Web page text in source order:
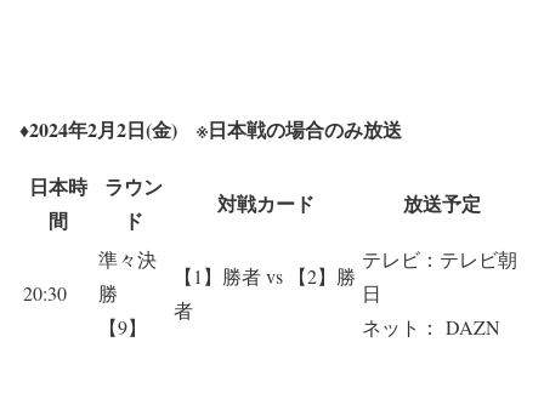
♦2024年2月2日(金) ※日本戦の場合のみ放送
日本時
間
ラウン
ド
対戦カード 放送予定
20:30
準々決
勝
【9】
【1】勝者 vs 【2】勝
者
テレビ：テレビ朝
日
ネット： DAZN